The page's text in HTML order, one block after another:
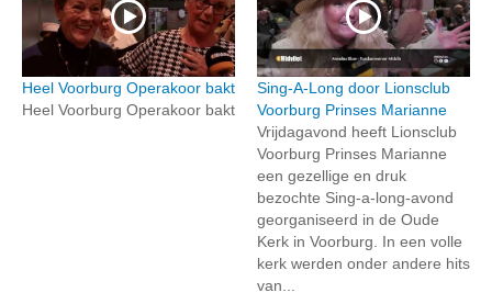
Heel Voorburg Operakoor bakt
Heel Voorburg Operakoor bakt
Sing-A-Long door Lionsclub
Voorburg Prinses Marianne
Vrijdagavond heeft Lionsclub
Voorburg Prinses Marianne
een gezellige en druk
bezochte Sing-a-long-avond
georganiseerd in de Oude
Kerk in Voorburg. In een volle
kerk werden onder andere hits
van...